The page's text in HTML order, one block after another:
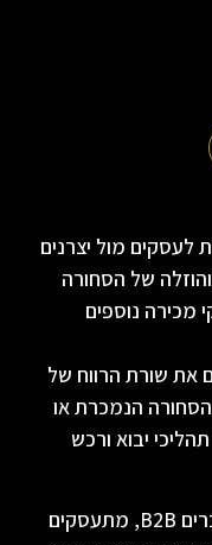
לעסקים מול יצרנים
מלאי והוזלה של הסחורה
יצירת אפיקי מכירה נוספים
את שורת הרווח של
הנמכרת או
יבוא ורכש
עיקר הלקוחות שלנו זה עסקים שמוכרים B2B, מתעסקים